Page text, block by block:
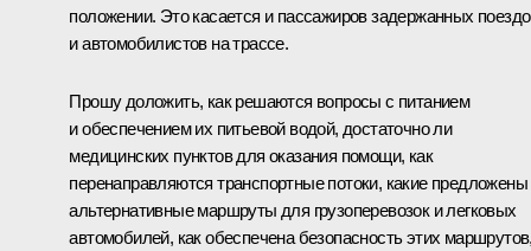
положении. Это касается и пассажиров задержанных
и автомобилистов на трассе.
Прошу доложить, как решаются вопросы с питанием
и обеспечением их питьевой водой, достаточно ли
медицинских пунктов для оказания помощи, как
перенаправляются транспортные потоки, какие предложены
альтернативные маршруты для грузоперевозок и легковых
автомобилей, как обеспечена безопасность этих